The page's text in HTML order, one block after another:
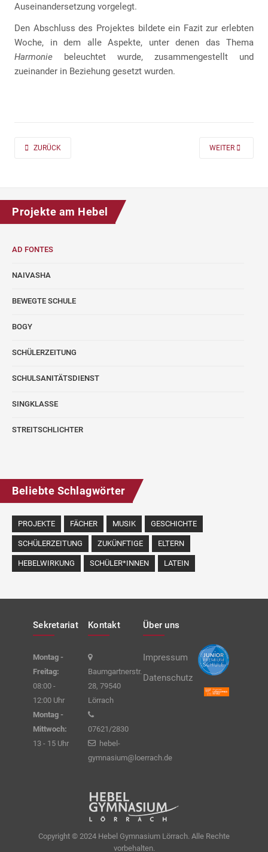
Auseinandersetzung vorgelegt.
Den Abschluss des Projektes bildete ein Fazit zur erlebten
Woche, in dem alle Aspekte, unter denen das Thema
Harmonie beleuchtet wurde, zusammengestellt und
zueinander in Beziehung gesetzt wurden.
PREVIOUS ARTICLE: AD FONTES 2019/20 „MASS“ FÜR DIE KLASSEN 7
ZURÜCK NEXT ARTICLE:
WEITER
Projekte am Hebel
AD FONTES
NAIVASHA
BEWEGTE SCHULE
BOGY
SCHÜLERZEITUNG
SCHULSANITÄTSDIENST
SINGKLASSE
STREITSCHLICHTER
Beliebte Schlagwörter
PROJEKTE FÄCHER MUSIK GESCHICHTE
SCHÜLERZEITUNG ZUKÜNFTIGE ELTERN
HEBELWIRKUNG SCHÜLER*INNEN LATEIN
Sekretariat
Montag -
Freitag:
08:00 -
12:00 Uhr
Montag -
Mittwoch:
13 - 15 Uhr
Kontakt
Baumgartnerstr.
28, 79540
Lörrach
07621/2830
hebel-
gymnasium@loerrach.de
Über uns
Impressum
Datenschutz
Copyright © 2024 Hebel Gymnasium Lörrach. Alle Rechte
vorbehalten.